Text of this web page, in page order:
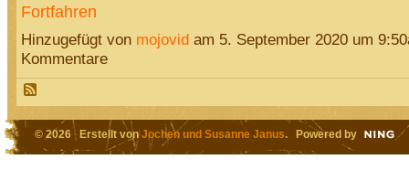
Fortfahren
Hinzugefügt von mojovidam 5. September 2020 um
Kommentare
© 2026 Erstellt vonJochen und Susanne Janus. Powered by